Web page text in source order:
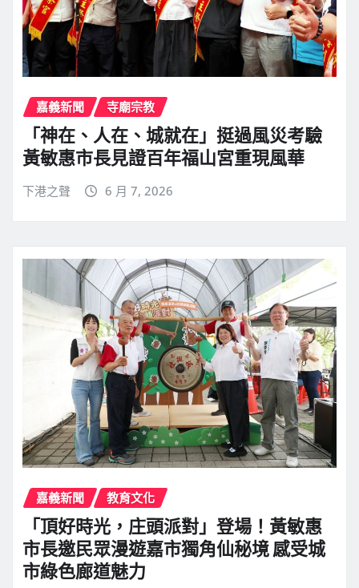
嘉義新聞 寺廟宗教
「神在、人在、城就在」挺過風災考驗
黃敏惠市長見證百年福山宮重現風華
下港之聲 6 月 7, 2026
嘉義新聞 教育文化
「頂好時光，庄頭派對」登場！黃敏惠
市長邀民眾漫遊嘉市獨角仙秘境 感受城
市綠色廊道魅力